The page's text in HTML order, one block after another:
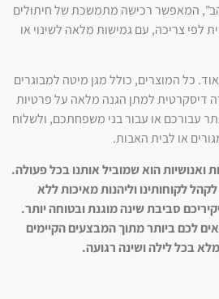
המאפשר רכישה מתמשכת של חיתולים
לפי צריכה, עם גמישות מלאה לשינוי או
כל המוצרים, כולל מגן מיטה למבוגרים
דיסקרטית למתן הגנה מלאה על פרטיות
עבורכם או עבור בני משפחתכם, ולשלוח
או לבית האבות.
ואנושיות הוא שמוביל אותנו בכל פעולה.
לקוחותינו וליהנות מאיכות ללא
סביבת שינה מוגנת ובטוחה יותר.
לכם ביותר מתוך המבצעים הקיימים
בכל לילה ושינה רגועה.